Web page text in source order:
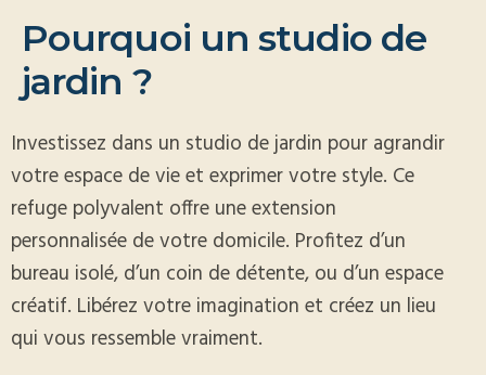
Pourquoi un studio de
jardin ?
Investissez dans un studio de jardin pour agrandir
votre espace de vie et exprimer votre style. Ce
refuge polyvalent offre une extension
personnalisée de votre domicile. Profitez d’un
bureau isolé, d’un coin de détente, ou d’un espace
créatif. Libérez votre imagination et créez un lieu
qui vous ressemble vraiment.